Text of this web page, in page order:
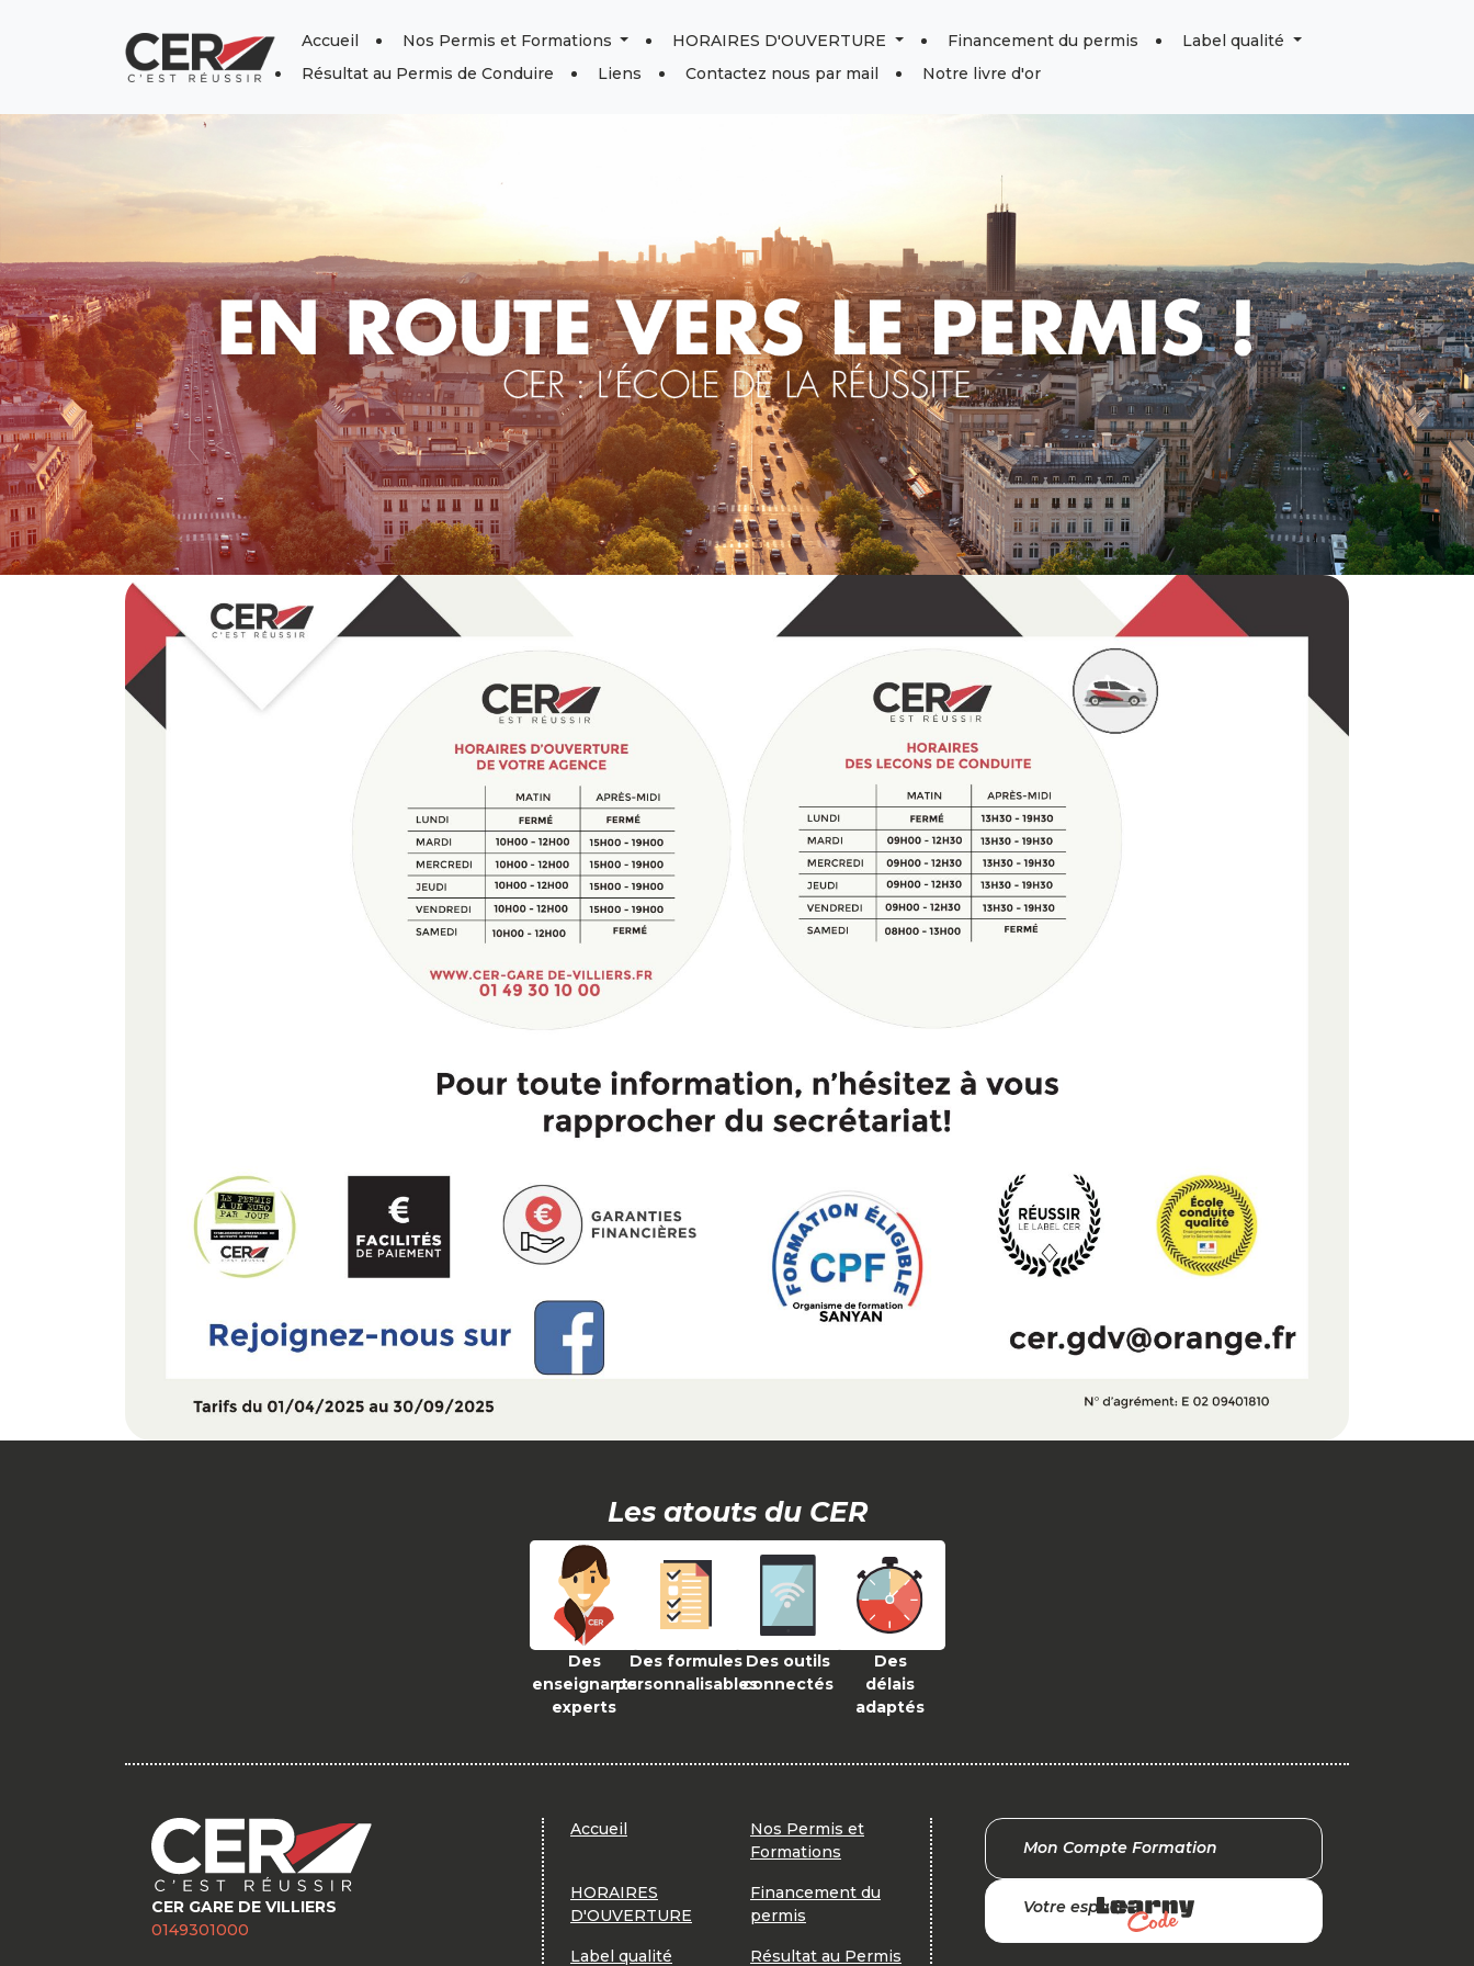
Accueil Nos Permis et Formations HORAIRES D'OUVERTURE Financement du permis
Label qualité
Résultat au Permis de Conduire
Liens Contactez nous par mail Notre livre d'or
Les atouts du CER
Des
enseignants
experts
Des formules
personnalisables
Des outils
connectés
Des
délais
adaptés
CER GARE DE VILLIERS
0149301000
Accueil
Nos Permis et
Formations
HORAIRES
D'OUVERTURE
Financement du
permis
Label qualité Résultat au Permis
Mon Compte Formation
Votre espace